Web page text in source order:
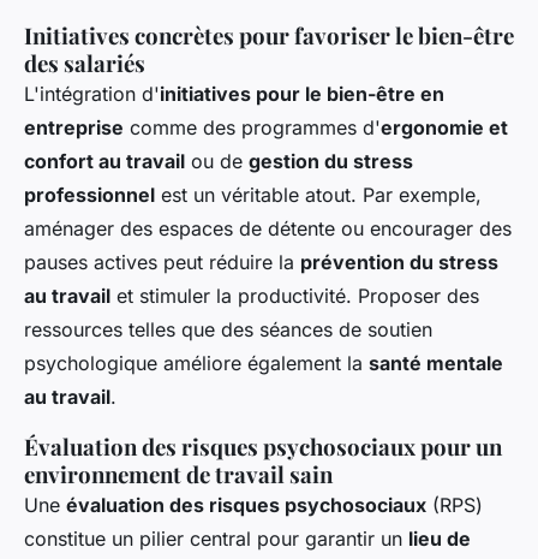
Initiatives concrètes pour favoriser le bien-être
des salariés
L'intégration d'initiatives pour le bien-être en
entreprise comme des programmes d'ergonomie et
confort au travail ou de gestion du stress
professionnel est un véritable atout. Par exemple,
aménager des espaces de détente ou encourager des
pauses actives peut réduire la prévention du stress
au travail et stimuler la productivité. Proposer des
ressources telles que des séances de soutien
psychologique améliore également la santé mentale
au travail.
Évaluation des risques psychosociaux pour un
environnement de travail sain
Une évaluation des risques psychosociaux (RPS)
constitue un pilier central pour garantir un lieu de